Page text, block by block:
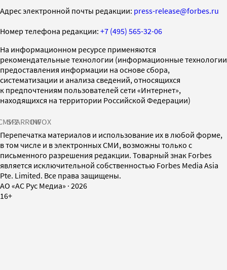
Адрес электронной почты редакции: press-release@forbes.ru
Номер телефона редакции: +7 (495) 565-32-06
На информационном ресурсе применяются
рекомендательные технологии (информационные технологии
предоставления информации на основе сбора,
систематизации и анализа сведений, относящихся
к предпочтениям пользователей сети «Интернет»,
находящихся на территории Российской Федерации)
SPARROWINFOX
Перепечатка материалов и использование их в любой форме,
в том числе и в электронных СМИ, возможны только с
письменного разрешения редакции. Товарный знак Forbes
является исключительной собственностью Forbes Media Asia
Pte. Limited. Все права защищены.
AO «АС Рус Медиа» · 2026
16+